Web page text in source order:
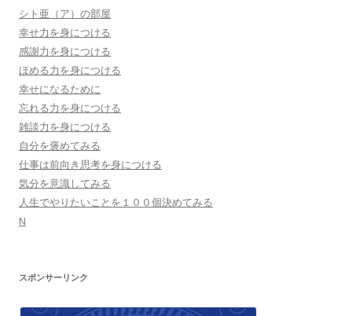
ー
シ
ョ
ン
シト亜（ア）の部屋
幸せ力を身につける
感謝力を身につける
ほめる力を身につける
幸せになるために
忘れる力を身につける
雑談力を身につける
自分を褒めてみる
仕事は前向き思考を身につける
気分を意識してみる
人生でやりたいことを１００個決めてみる
N
スポンサーリンク